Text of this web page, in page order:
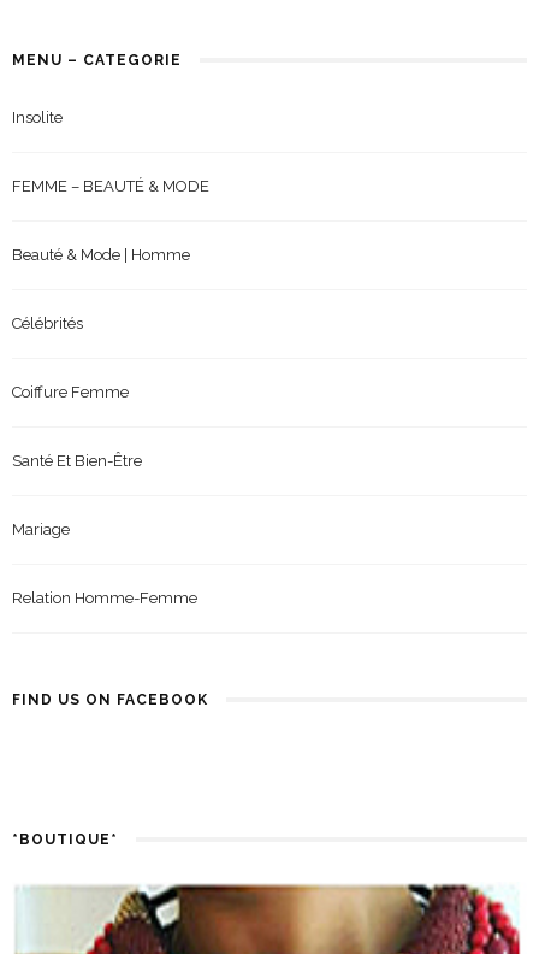
MENU – CATEGORIE
Insolite
FEMME – BEAUTÉ & MODE
Beauté & Mode | Homme
Célébrités
Coiffure Femme
Santé Et Bien-Être
Mariage
Relation Homme-Femme
FIND US ON FACEBOOK
*BOUTIQUE*